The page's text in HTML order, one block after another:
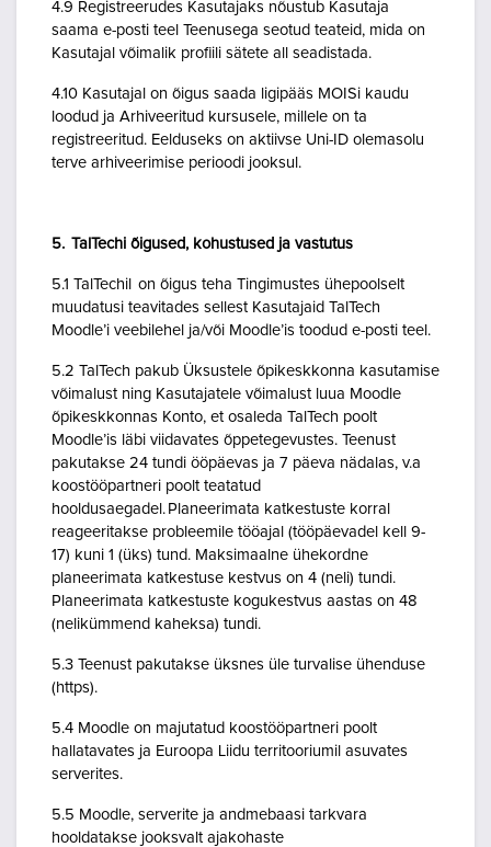
4.9 Registreerudes Kasutajaks nõustub Kasutaja
saama e-posti teel Teenusega seotud teateid, mida on
Kasutajal võimalik profiili sätete all seadistada.
4.10 Kasutajal on õigus saada ligipääs MOISi kaudu
loodud ja Arhiveeritud kursusele, millele on ta
registreeritud. Eelduseks on aktiivse Uni-ID olemasolu
terve arhiveerimise perioodi jooksul.
5. TalTechi õigused, kohustused ja vastutus
5.1 TalTechil on õigus teha Tingimustes ühepoolselt
muudatusi teavitades sellest Kasutajaid TalTech
Moodle’i veebilehel ja/või Moodle’is toodud e-posti teel.
5.2 TalTech pakub Üksustele õpikeskkonna kasutamise
võimalust ning Kasutajatele võimalust luua Moodle
õpikeskkonnas Konto, et osaleda TalTech poolt
Moodle’is läbi viidavates õppetegevustes. Teenust
pakutakse 24 tundi ööpäevas ja 7 päeva nädalas, v.a
koostööpartneri poolt teatatud
hooldusaegadel. Planeerimata katkestuste korral
reageeritakse probleemile tööajal (tööpäevadel kell 9-
17) kuni 1 (üks) tund. Maksimaalne ühekordne
planeerimata katkestuse kestvus on 4 (neli) tundi.
Planeerimata katkestuste kogukestvus aastas on 48
(nelikümmend kaheksa) tundi.
5.3 Teenust pakutakse üksnes üle turvalise ühenduse
(https).
5.4 Moodle on majutatud koostööpartneri poolt
hallatavates ja Euroopa Liidu territooriumil asuvates
serverites.
5.5 Moodle, serverite ja andmebaasi tarkvara
hooldatakse jooksvalt ajakohaste